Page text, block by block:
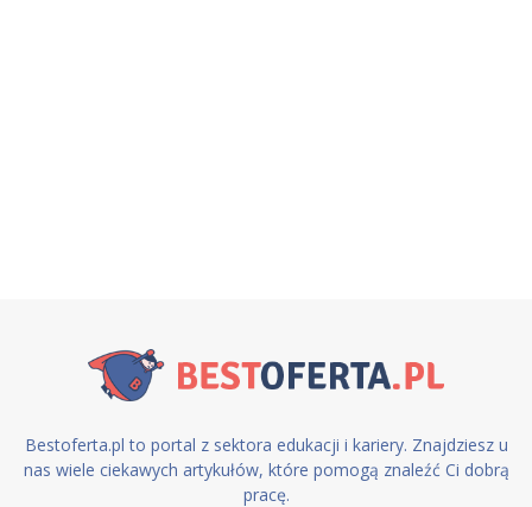
Bestoferta.pl to portal z sektora edukacji i kariery. Znajdziesz u
nas wiele ciekawych artykułów, które pomogą znaleźć Ci dobrą
pracę.